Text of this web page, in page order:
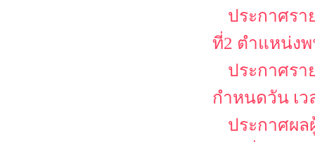
ประกาศรา
ที่2 ตำแหน่ง
ประกาศรา
กำหนดวัน เว
ประกาศผล